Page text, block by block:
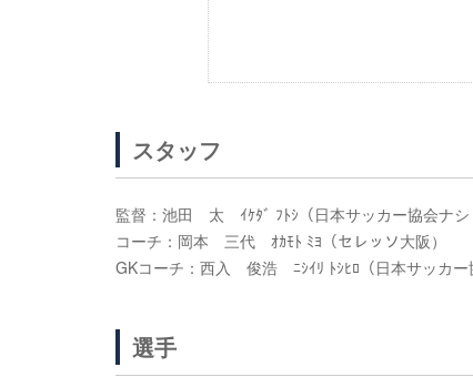
スタッフ
監督：池田 太 ｲｹﾀﾞ ﾌﾄｼ（日本サッカー協会ナシ
コーチ：岡本 三代 ｵｶﾓﾄ ﾐﾖ（セレッソ大阪）
GKコーチ：西入 俊浩 ﾆｼｲﾘ ﾄｼﾋﾛ（日本サッカー
選手